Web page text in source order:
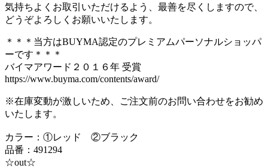
気持ちよくお取引いただけるよう、最善を尽くしますので、
どうぞよろしくお願いいたします。
＊＊＊当方はBUYMA認定のプレミアムパーソナルショッパ
ーです＊＊＊
バイマアワード２０１６年 受賞
https://www.buyma.com/contents/award/
※在庫変動が激しいため、ご注文前のお問い合わせをお勧め
いたします。
カラー：①レッド ②ブラック
品番：491294
☆out☆